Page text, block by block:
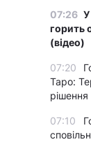
07:26 У
горить
(відео)
07:20
Таро:
рішення
07:10